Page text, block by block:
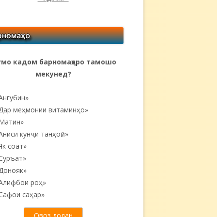
кадом барномаҳоро тамошо
мекунед?
меҳмонии витаминҳо»
кунҷи танҳоӣ...»
соат»
роҳ»
саҳар»